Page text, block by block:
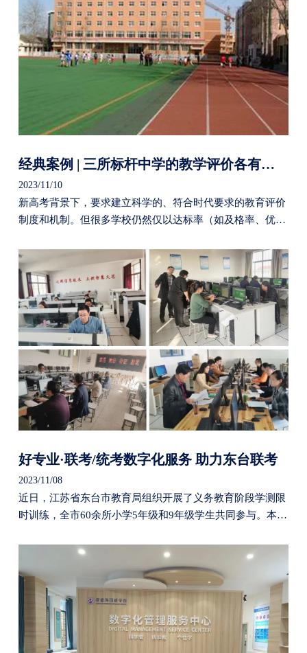
作高效高质开展。
经典案例 | 三所标杆中学的教学评价各有千秋
2023/11/10
新高考背景下，要求建立科学的、符合时代要求的教育评价
制度和机制。但很多学校仍然仅以达标率（如及格率、优秀
好专业·联考/统考数字化服务 助力东台联考
2023/11/08
近日，江苏省东台市教育局组织开展了义务教育阶段学测限
时训练，全市60余所小学5年级和9年级学生共同参与。本次
系统”，利用人工智能技术，完成考试组织、阅卷、考后分
析等相关工作，辅助东台市教育局对全市学生的阶段性学情
实施全面监测和评价。